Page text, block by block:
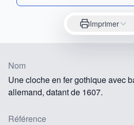
Imprimer
Nom
Une cloche en fer gothique avec
allemand, datant de 1607.
Référence